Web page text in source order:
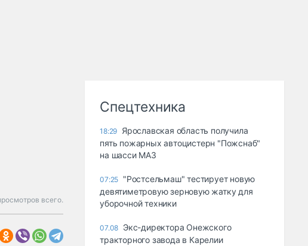
всего.
Спецтехника
18:29 Ярославская область получила
пять пожарных автоцистерн "Пожснаб"
на шасси МАЗ
07:25 "Ростсельмаш" тестирует новую
девятиметровую зерновую жатку для
уборочной техники
07.08 Экс-директора Онежского
тракторного завода в Карелии